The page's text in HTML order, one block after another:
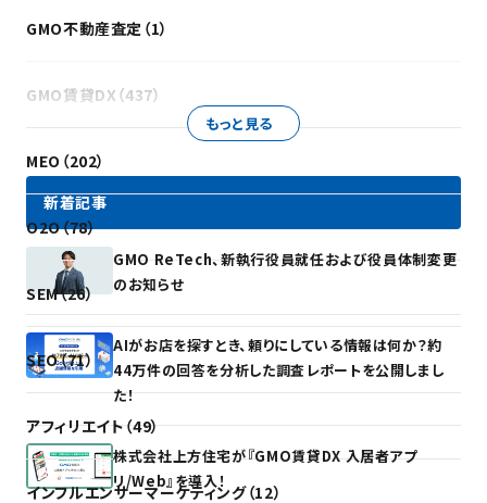
GMO不動産査定（1）
GMO賃貸DX（437）
MEO（202）
O2O（78）
SEM（26）
SEO（71）
アフィリエイト（49）
インフルエンサーマーケティング（12）
もっと見る
新着記事
GMO ReTech、新執行役員就任および役員体制変更
のお知らせ
AIがお店を探すとき、頼りにしている情報は何か？約
44万件の回答を分析した調査レポートを公開しまし
た！
株式会社上方住宅が『GMO賃貸DX 入居者アプ
リ/Web』を導入！